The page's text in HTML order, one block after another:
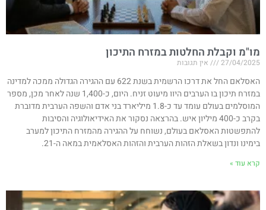
מו"מ וקבלת החלטות במזרח התיכון
27/04/2025 אין תגובות
האסלאם החל את דרכו הרשמית בשנת 622 עם ההגירה הגדולה ממכה למדינה
במזרח תיכון בו הערבים היוו מיעוט זניח. היום, כ-1,400 שנה לאחר מכן, מספר
המוסלמים בעולם עומד עד כ-1.8 מיליארד בני אדם והשפה הערבית מדוברת
בקרב כ-400 מיליון איש. בהרצאה נסקור את האידיאולוגיה והסיבות
להתפשטות האסלאם בעולם, נשוחח על ההגירה מהמזרח התיכון למערב
בימינו ונדון בשאלת הזהות הערבית והזהות האסלאמית במאה ה-21.
קרא עוד »